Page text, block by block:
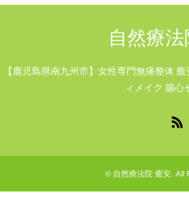
自然療
【鹿児島県南九州市】女性専門無痛整体
ィメイク 腸心
© 自然療法院 癒安 . All